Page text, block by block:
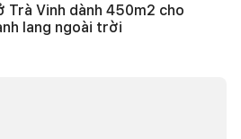
Trà Vinh dành 450m2 cho
lang ngoài trời